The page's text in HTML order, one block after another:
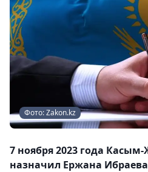
Фото: Zakon.kz
7 ноября 2023 года
назначил Ержана